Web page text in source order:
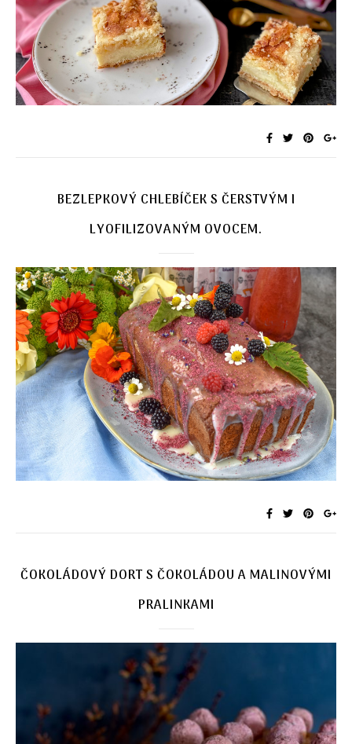
BEZLEPKOVÝ CHLEBÍČEK S ČERSTVÝM I
LYOFILIZOVANÝM OVOCEM.
ČOKOLÁDOVÝ DORT S ČOKOLÁDOU A MALINOVÝMI
PRALINKAMI